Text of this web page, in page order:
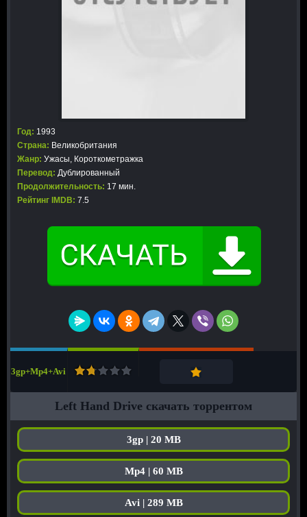
Год: 1993
Страна: Великобритания
Жанр: Ужасы, Короткометражка
Перевод: Дублированный
Продолжительность: 17 мин.
Рейтинг IMDB: 7.5
3gp+Mp4+Avi
Left Hand Drive скачать торрентом
3gp | 20 MB
Mp4 | 60 MB
Avi | 289 MB